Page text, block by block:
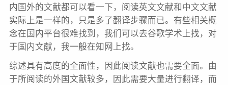
内国外的文献都可以看一下，阅读英文文献和中文文献
实际上是一样的，只是多了翻译步骤而已。有些相关概
念在国内平台很难找到，我们可以去谷歌学术上找，对
于国内文献，我一般在知网上找。
综述具有高度的全面性，因此阅读文献也需要全面。由
于所阅读的外国文献较多，因此需要大量进行翻译，而